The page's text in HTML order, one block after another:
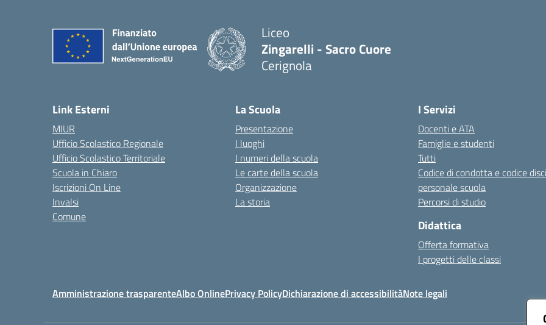
Liceo
Zingarelli - Sacro Cuore
Cerignola
Link Esterni
MIUR
Ufficio Scolastico Regionale
Ufficio Scolastico Territoriale
Scuola in Chiaro
Iscrizioni On Line
Invalsi
Comune
La Scuola
Presentazione
I luoghi
I numeri della scuola
Le carte della scuola
Organizzazione
La storia
I Servizi
Docenti e ATA
Famiglie e studenti
Tutti
Codice di condotta e codice
personale scuola
Percorsi di studio
Didattica
Offerta formativa
I progetti delle classi
Amministrazione trasparenteAlbo OnlinePrivacy PolicyDichiarazione di accessibilitàNote legali